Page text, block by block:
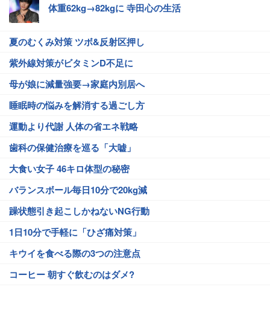
体重62kg→82kgに 寺田心の生活
夏のむくみ対策 ツボ&反射区押し
紫外線対策がビタミンD不足に
母が娘に減量強要→家庭内別居へ
睡眠時の悩みを解消する過ごし方
運動より代謝 人体の省エネ戦略
歯科の保健治療を巡る「大嘘」
大食い女子 46キロ体型の秘密
バランスボール毎日10分で20kg減
躁状態引き起こしかねないNG行動
1日10分で手軽に「ひざ痛対策」
キウイを食べる際の3つの注意点
コーヒー 朝すぐ飲むのはダメ?